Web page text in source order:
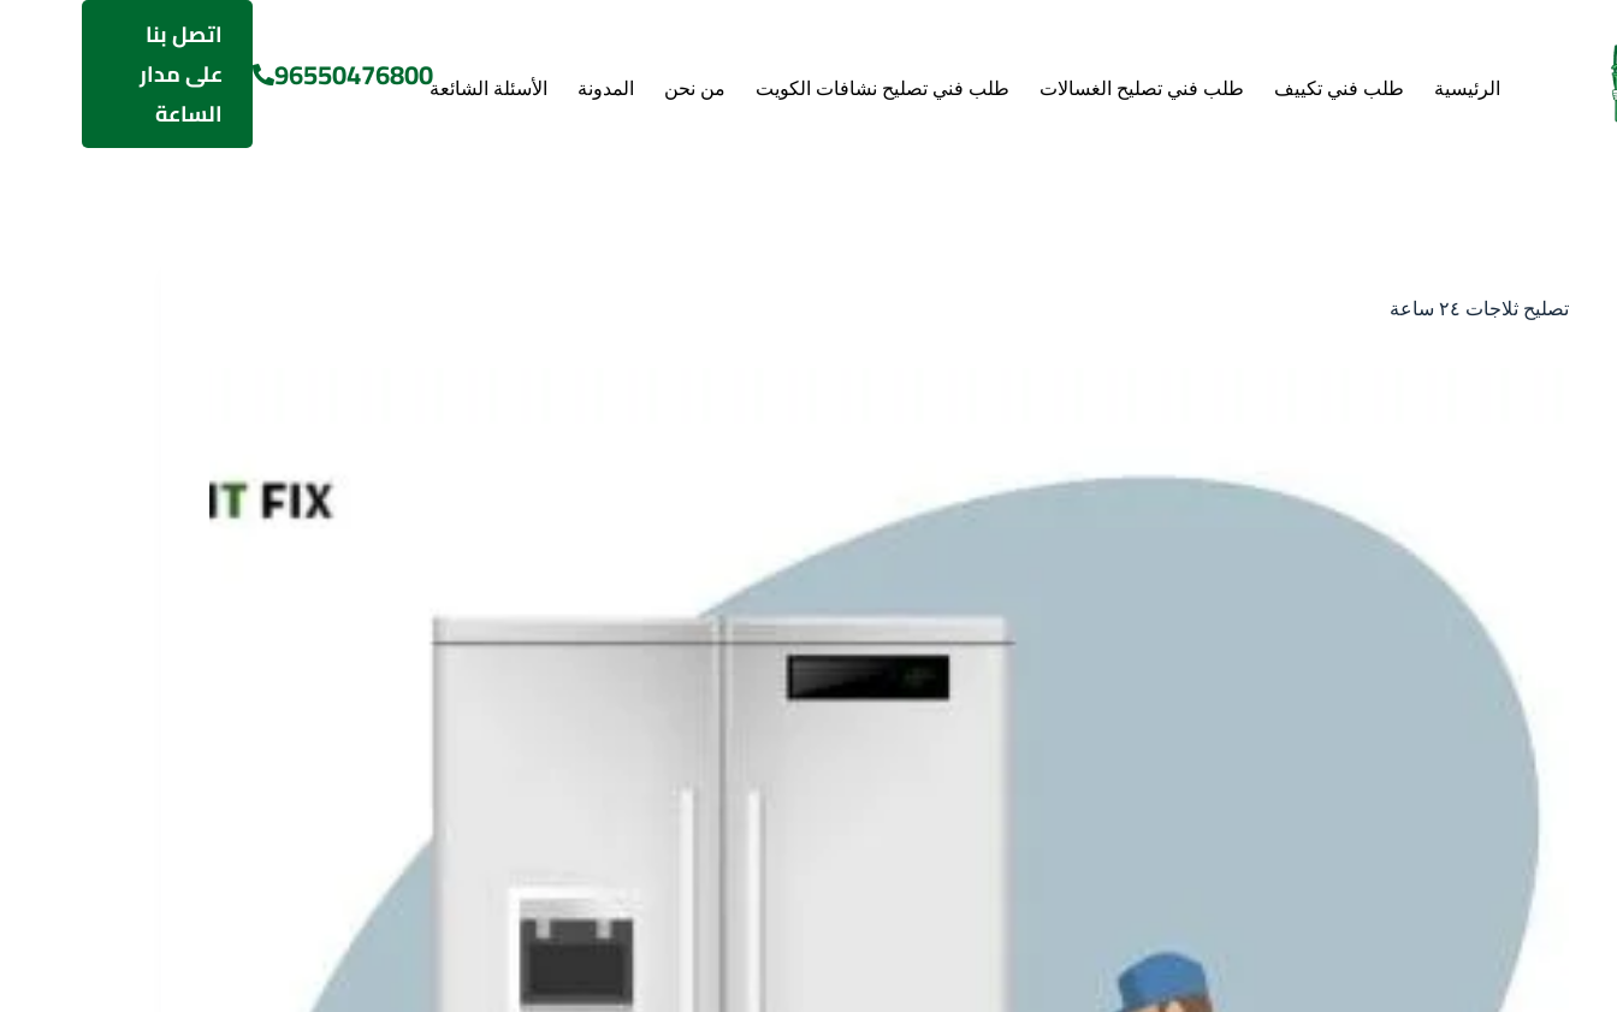
المحتوى
الرئيسية
طلب فني تكييف طلب فني تصليح الغسالات طلب فني تصليح نشافات الكويت من نحن المدونة الأسئلة الشائعة96550476800
اتصل بنا
على مدار
الساعة
تصليح ثلاجات ٢٤ ساعة